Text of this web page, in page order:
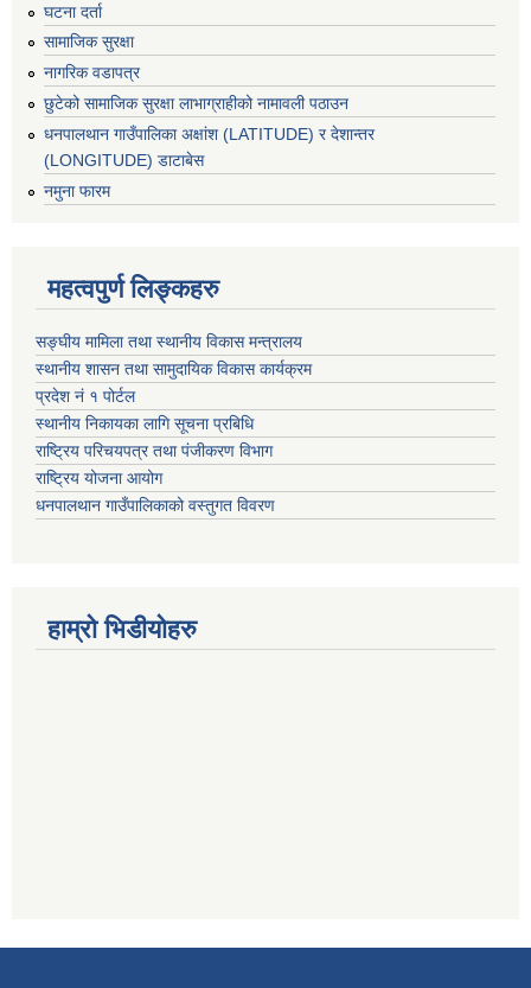
घटना दर्ता
सामाजिक सुरक्षा
नागरिक वडापत्र
छुटेको सामाजिक सुरक्षा लाभाग्राहीको नामावली पठाउन
धनपालथान गाउँपालिका अक्षांश (LATITUDE) र देशान्तर
(LONGITUDE) डाटाबेस
नमुना फारम
महत्वपुर्ण लिङ्कहरु
सङ्घीय मामिला तथा स्थानीय विकास मन्त्रालय
स्थानीय शासन तथा सामुदायिक विकास कार्यक्रम
प्रदेश नं १ पोर्टल
स्थानीय निकायका लागि सूचना प्रबिधि
राष्ट्रिय परिचयपत्र तथा पंजीकरण विभाग
राष्ट्रिय योजना आयोग
धनपालथान गाउँपालिकाको वस्तुगत विवरण
हाम्रो भिडीयोहरु